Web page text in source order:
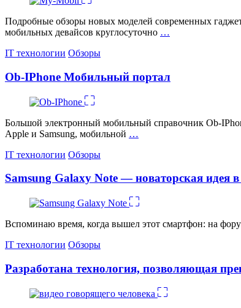
Подробные обзоры новых моделей современных
мобильных девайсов круглосуточно …
Категории
IT технологии Обзоры
Ob-IPhone Мобильный портал
Большой электронный мобильный справочник Ob-
Apple и Samsung, мобильной …
Категории
IT технологии Обзоры
Samsung Galaxy Note — новаторская идея
Вспоминаю время, когда вышел этот смартфон: на
Категории
IT технологии Обзоры
Разработана технология, позволяющая